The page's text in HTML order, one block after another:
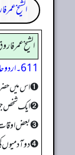
الشیخ
الشيخ عمر
611۔ اردو حاشیہ:
➊ اس میں
➋ ایک شخص جو
➌ بعض اوقات
➍ دو